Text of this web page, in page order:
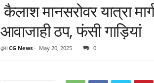
कैलाश मानसरोवर यात्रा
आवाजाही ठप, फंसी गाड़ियां
द्वारा CG News- May 20, 2025 0